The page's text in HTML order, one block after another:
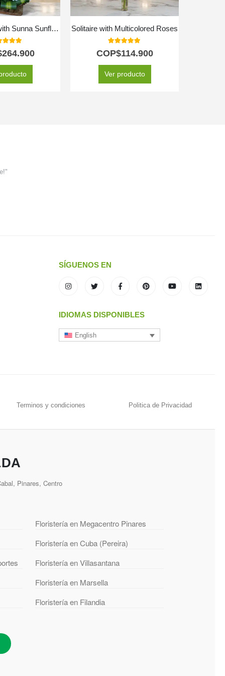
Arrangement with Sunna Sunflowers
264.900
Solitaire with Multicolored Roses
5.00
COP$114.900
Ver producto
SÍGUENOS EN
IDIOMAS DISPONIBLES
English
Terminos y condiciones Politica de Privacidad
Pinares, Centro
Floristería en Megacentro Pinares
Floristería en Cuba (Pereira)
Floristería en Villasantana
Floristería en Marsella
Floristería en Filandia